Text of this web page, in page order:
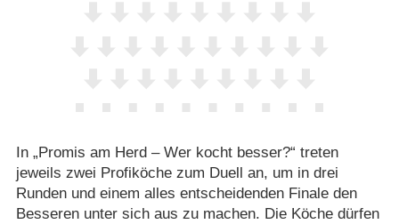
In „Promis am Herd – Wer kocht besser?“ treten
jeweils zwei Profiköche zum Duell an, um in drei
Runden und einem alles entscheidenden Finale den
Besseren unter sich aus zu machen. Die Köche dürfen